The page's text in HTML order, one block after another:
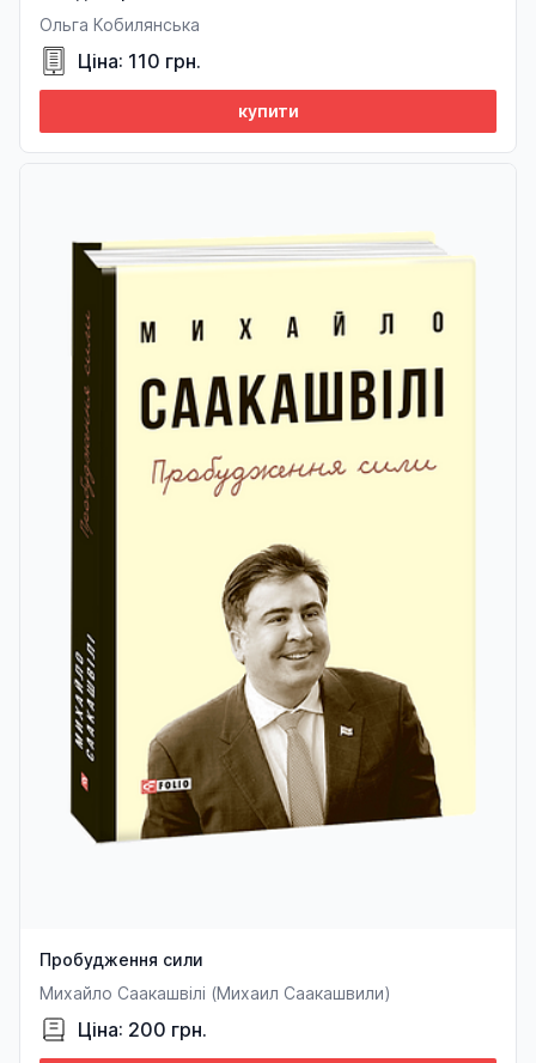
Ольга Кобилянська
Ціна: 110 грн.
купити
Пробудження сили
Михайло Саакашвілі (Михаил Саакашвили)
Ціна: 200 грн.